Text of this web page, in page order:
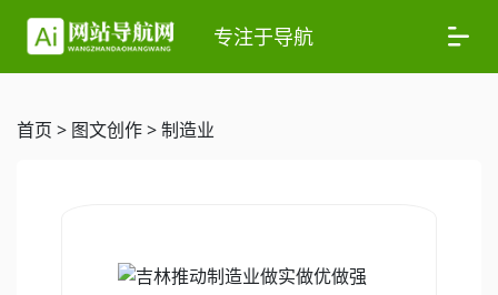
专注于导航
首页 > 图文创作>制造业